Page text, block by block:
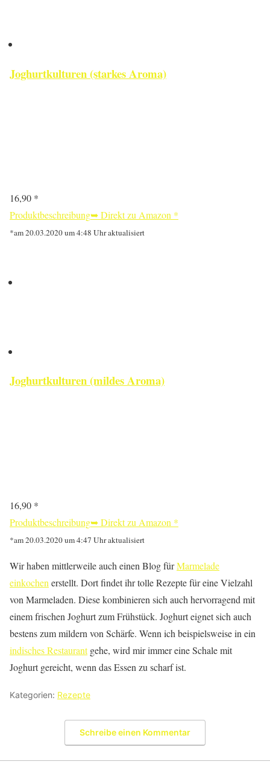
Joghurtkulturen (starkes Aroma)
16,90 *
Produktbeschreibung➥ Direkt zu Amazon *
*am 20.03.2020 um 4:48 Uhr aktualisiert
Joghurtkulturen (mildes Aroma)
16,90 *
Produktbeschreibung➥ Direkt zu Amazon *
*am 20.03.2020 um 4:47 Uhr aktualisiert
Wir haben mittlerweile auch einen Blog fürMarmelade
einkochen erstellt. Dort findet ihr tolle Rezepte für eine Vielzahl
von Marmeladen. Diese kombinieren sich auch hervorragend mit
einem frischen Joghurt zum Frühstück. Joghurt eignet sich auch
bestens zum mildern von Schärfe. Wenn ich beispielsweise in ein
indisches Restaurantgehe, wird mir immer eine Schale mit
Joghurt gereicht, wenn das Essen zu scharf ist.
Kategorien: Rezepte
Schreibe einen Kommentar